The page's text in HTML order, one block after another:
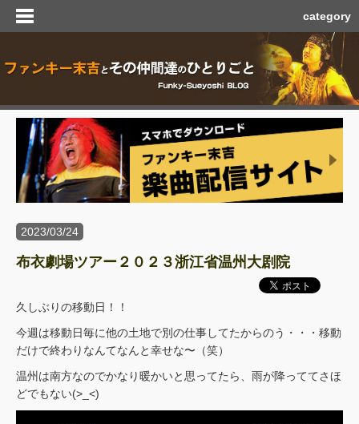
category
2023/03/24
布衣劇場ツアー２０２３浙江省温州大剧院
久しぶりの移動日！！
今週は移動日毎に他の土地で別の仕事してたからのう・・・移動
だけで終わりなんてなんと幸せな〜（笑）
温州は南方なのでかなり暖かいと思ってたら、雨が降っててさほ
どでもない(>_<)